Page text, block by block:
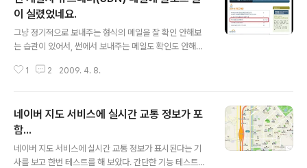
으로 돌아다니면서 여기 저기 구경하는 것도 재미 있겠네
요 ㅎ 이곳에서 보는게 더 잘나오네요 ㅎ
이 실렸었네요.
그냥 정기적으로 보내주는 형식의 메일을 잘 확인 안해보
는 습관이 있어서, 썬에서 보내주는 메일도 확인도 안해보
용을 발견 했네요. 별볼일 없는, 그냥 Head & First 책에
이고 ㅎㅎ 이메일에 실린 포스트는 http://www.4te.co.k
r/566 입니다. 나중에 고수가 된다면, 기초적인 내용이 아
닌 정말로 유익한 정보를 블로그에 포스팅을 쓸수 있겠죠
ㅎ 하지만 이 놈의 귀차니즘 때문에 진도가 느려서 탈입니
1 2 2009. 4. 8.
네이버 지도 서비스에 실시간 교통 정보가 포
함...
네이버 지도 서비스에 실시간 교통 정보가 표시된다는 기
사를 보고 한번 테스트를 해 보았다. 간단한 기능 테스트와